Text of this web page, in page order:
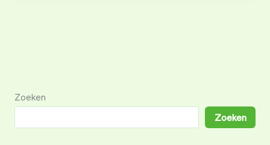
activiteit
kids
Zoeken
Zoeken